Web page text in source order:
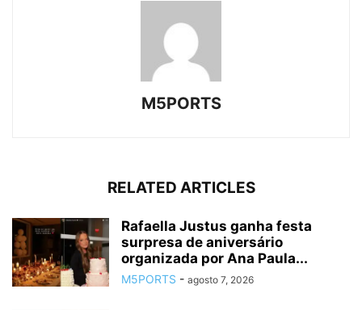
M5PORTS
RELATED ARTICLES
Rafaella Justus ganha festa
surpresa de aniversário
organizada por Ana Paula...
M5PORTS - agosto 7, 2026